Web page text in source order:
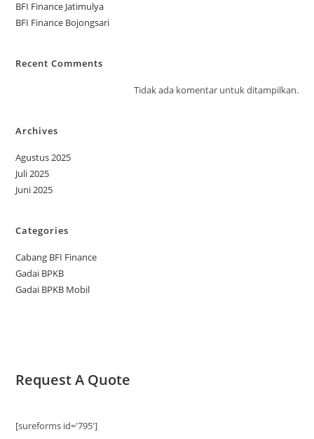
BFI Finance Jatimulya
BFI Finance Bojongsari
Recent Comments
Tidak ada komentar untuk ditampilkan.
Archives
Agustus 2025
Juli 2025
Juni 2025
Categories
Cabang BFI Finance
Gadai BPKB
Gadai BPKB Mobil
Request A Quote
[sureforms id='795']